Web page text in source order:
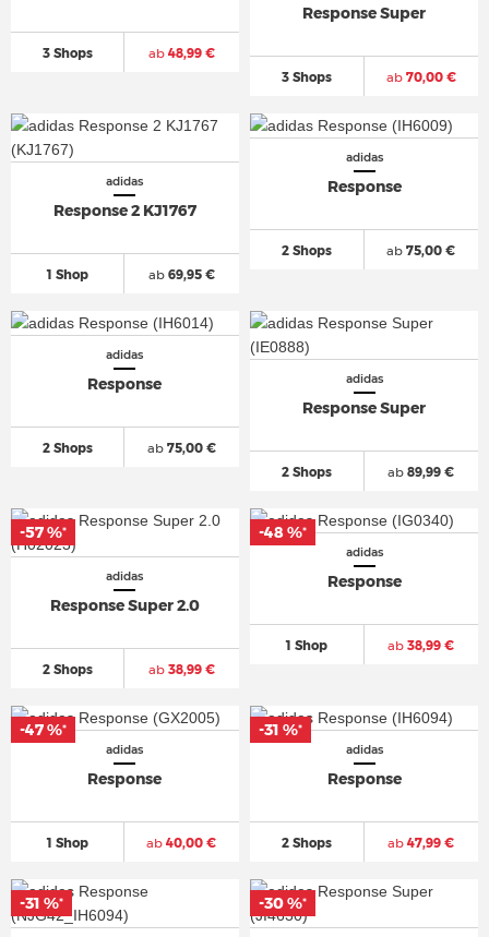
3 Shops ab48,99 €
Response Super
3 Shops ab70,00 €
adidas
Response 2 KJ1767
1 Shop ab69,95 €
adidas
Response
2 Shops ab 75,00 €
adidas
Response
2 Shops ab75,00 €
adidas
Response Super
2 Shops ab 89,99 €
adidas
Response Super 2.0
2 Shops ab38,99 €
-57 %*
adidas
Response
1 Shop ab 38,99 €
-48 %*
adidas
Response
1 Shop ab 40,00 €
-47 %*
adidas
Response
2 Shops ab 47,99 €
-31 %*
-31 %* -30 %*